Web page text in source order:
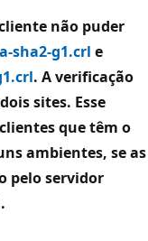
não puder
sha2-g1.crl e
. A verificação
sites. Esse
que têm o
ambientes, se as
pelo servidor